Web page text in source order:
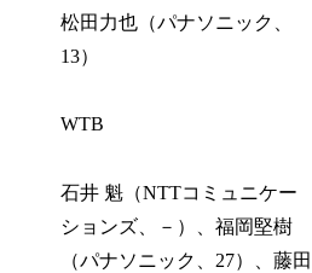
松田力也（パナソニック、
13）
WTB
石井 魁（NTTコミュニケー
ションズ、－）、福岡堅樹
（パナソニック、27）、藤田